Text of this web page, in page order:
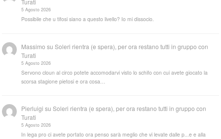
Turati
5 Agosto 2026
Possibile che u tifosi siano a questo livello? Io mi dissocio.
Massimo suSoleri rientra (e spera), per ora restano tutti in gruppo con
Turati
5 Agosto 2026
Servono cloun al circo potete accomodarvi visto lo schifo con cui avete giocato la
scorsa stagione pietosi e ora cosa…
Pierluigi suSoleri rientra (e spera), per ora restano tutti in gruppo con
Turati
5 Agosto 2026
In lega pro ci avete portato ora penso sarà meglio che vi levate dalle p...e e alla